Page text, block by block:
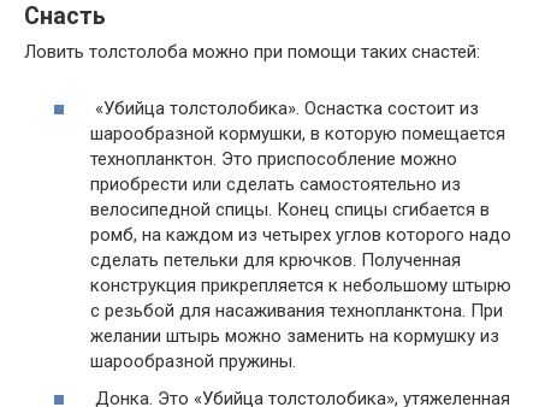
Снасть
Ловить толстолоба можно при помощи таких снастей:
«Убийца толстолобика». Оснастка состоит из
шарообразной кормушки, в которую помещается
технопланктон. Это приспособление можно
приобрести или сделать самостоятельно из
велосипедной спицы. Конец спицы сгибается в
ромб, на каждом из четырех углов которого надо
сделать петельки для крючков. Полученная
конструкция прикрепляется к небольшому штырю
с резьбой для насаживания технопланктона. При
желании штырь можно заменить на кормушку из
шарообразной пружины.
Донка. Это «Убийца толстолобика», утяжеленная